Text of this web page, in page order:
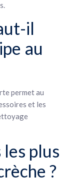
il
au
permet au
et les
plus
?